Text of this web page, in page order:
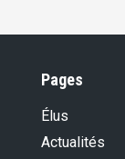
Pages
Élus
Actualités